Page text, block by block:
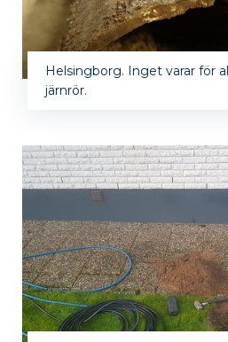
Helsingborg. Inget varar för
järnrör.